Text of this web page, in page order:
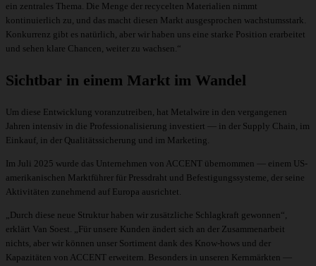
ein zentrales Thema. Die Menge der recycelten Materialien nimmt
kontinuierlich zu, und das macht diesen Markt ausgesprochen wachstumsstark.
Konkurrenz gibt es natürlich, aber wir haben uns eine starke Position erarbeitet
und sehen klare Chancen, weiter zu wachsen.“
Sichtbar in einem Markt im Wandel
Um diese Entwicklung voranzutreiben, hat Metalwire in den vergangenen
Jahren intensiv in die Professionalisierung investiert — in der Supply Chain, im
Einkauf, in der Qualitätssicherung und im Marketing.
Im Juli 2025 wurde das Unternehmen von ACCENT übernommen — einem US-
amerikanischen Marktführer für Pressdraht und Befestigungssysteme, der seine
Aktivitäten zunehmend auf Europa ausrichtet.
„Durch diese neue Struktur haben wir zusätzliche Schlagkraft gewonnen“,
erklärt Van Soest. „Für unsere Kunden ändert sich an der Zusammenarbeit
nichts, aber wir können unser Sortiment dank des Know-hows und der
Kapazitäten von ACCENT erweitern. Besonders in unseren Kernmärkten —